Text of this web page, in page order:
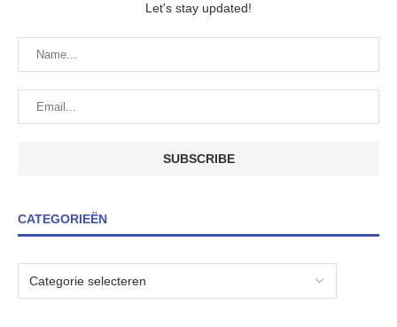
Let's stay updated!
CATEGORIEËN